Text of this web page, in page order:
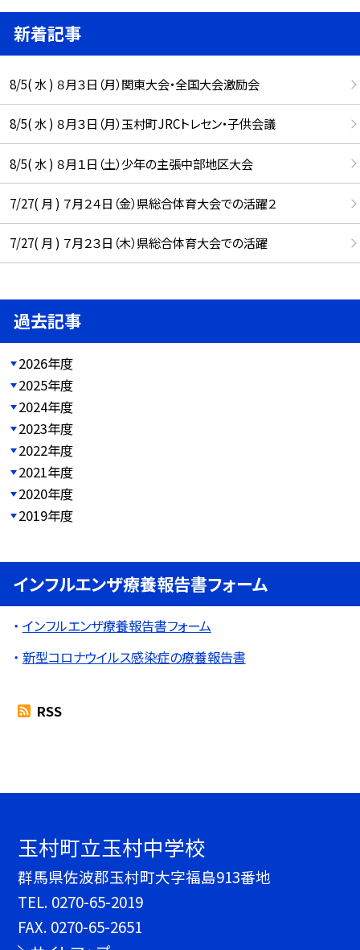
新着記事
8/5( 水 ) ８月３日（月）関東大会・全国大会激励会
8/5( 水 ) ８月３日（月）玉村町JRCトレセン・子供会議
8/5( 水 ) ８月１日（土）少年の主張中部地区大会
7/27( 月 ) ７月２４日（金）県総合体育大会での活躍２
7/27( 月 ) ７月２３日（木）県総合体育大会での活躍
過去記事
2026年度
2025年度
2024年度
2023年度
2022年度
2021年度
2020年度
2019年度
インフルエンザ療養報告書フォーム
インフルエンザ療養報告書フォーム
新型コロナウイルス感染症の療養報告書
RSS
玉村町立玉村中学校
群馬県佐波郡玉村町大字福島913番地
TEL. 0270-65-2019
FAX. 0270-65-2651